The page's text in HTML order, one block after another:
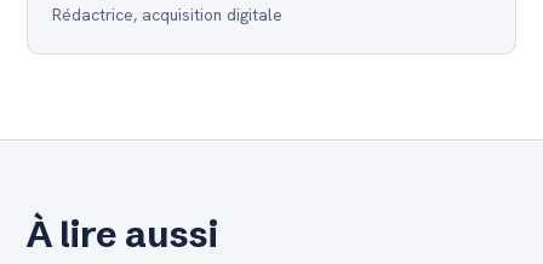
Rédactrice, acquisition digitale
À lire aussi